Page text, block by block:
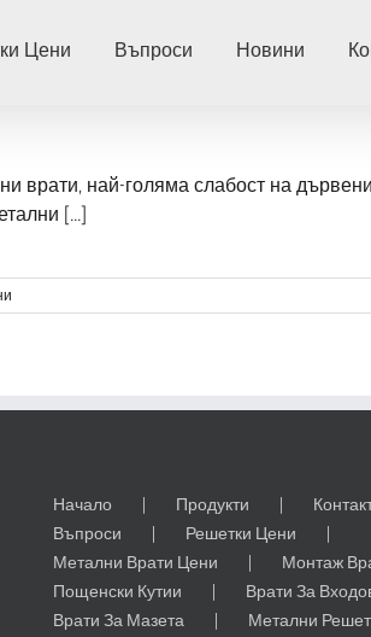
Цени Въпроси Новини
врати, най-голяма слабост на
[...]
Ползите
Начало Продукти
Въпроси
Решетки Цени
Метални Врати Цени
Монтаж
Пощенски Кутии
Врати За
Врати За Мазета
Метални